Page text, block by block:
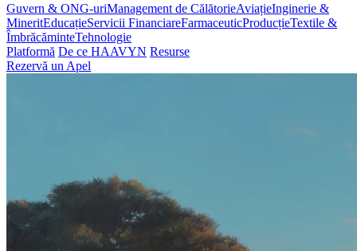
Guvern & ONG-uriManagement de CălătorieAviațieInginerie &
MineritEducațieServicii FinanciareFarmaceuticProducțieTextile &
ÎmbrăcăminteTehnologie
Platformă De ce HAAVYN Resurse
Rezervă un Apel